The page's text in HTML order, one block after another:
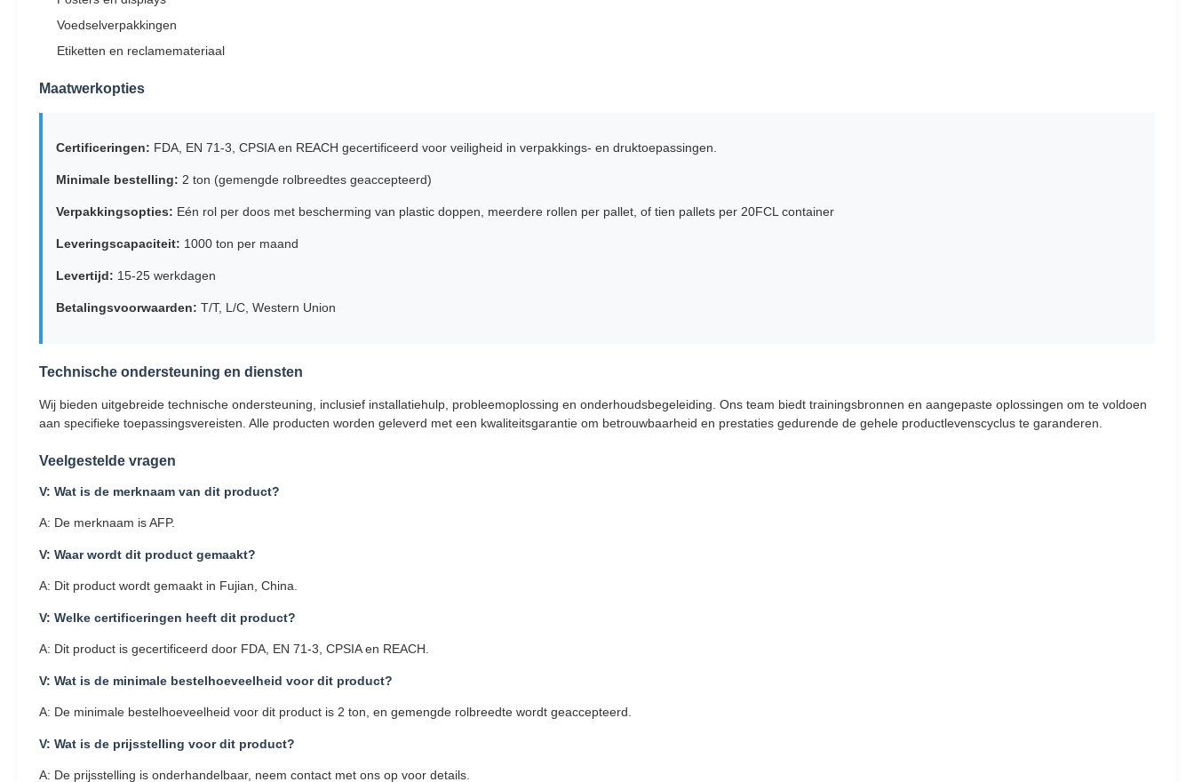
Voedselverpakkingen
Etiketten en reclamemateriaal
Maatwerkopties
Certificeringen: FDA, EN 71-3, CPSIA en REACH gecertificeerd voor veiligheid in verpakkings- en druktoepassingen.
Minimale bestelling: 2 ton (gemengde rolbreedtes geaccepteerd)
Verpakkingsopties: Eén rol per doos met bescherming van plastic doppen, meerdere rollen per pallet, of tien pallets per 20FCL container
Leveringscapaciteit: 1000 ton per maand
Levertijd: 15-25 werkdagen
Betalingsvoorwaarden: T/T, L/C, Western Union
Technische ondersteuning en diensten
Wij bieden uitgebreide technische ondersteuning, inclusief installatiehulp, probleemoplossing en onderhoudsbegeleiding. Ons team biedt trainingsbronnen en aangepaste oplossingen om te voldoen
aan specifieke toepassingsvereisten. Alle producten worden geleverd met een kwaliteitsgarantie om betrouwbaarheid en prestaties gedurende de gehele productlevenscyclus te garanderen.
Veelgestelde vragen
V: Wat is de merknaam van dit product?
A: De merknaam is AFP.
V: Waar wordt dit product gemaakt?
A: Dit product wordt gemaakt in Fujian, China.
V: Welke certificeringen heeft dit product?
A: Dit product is gecertificeerd door FDA, EN 71-3, CPSIA en REACH.
V: Wat is de minimale bestelhoeveelheid voor dit product?
A: De minimale bestelhoeveelheid voor dit product is 2 ton, en gemengde rolbreedte wordt geaccepteerd.
V: Wat is de prijsstelling voor dit product?
A: De prijsstelling is onderhandelbaar, neem contact met ons op voor details.